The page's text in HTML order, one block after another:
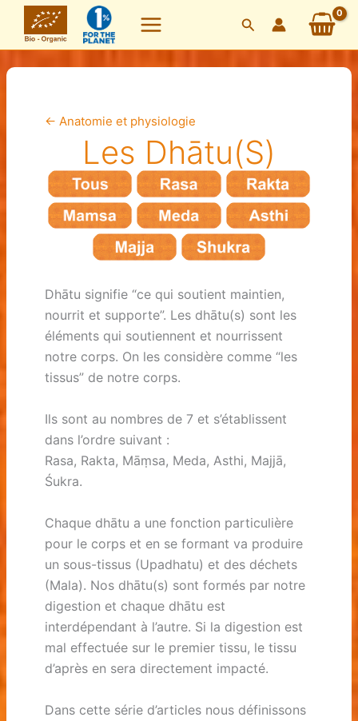
content
Search
← Anatomie et physiologie
Les Dhātu(s)
Dhātu signifie “ce qui soutient maintien,
nourrit et supporte”. Les dhātu(s) sont les
éléments qui soutiennent et nourrissent
notre corps. On les considère comme “les
tissus” de notre corps.
Ils sont au nombres de 7 et s’établissent
dans l’ordre suivant :
Rasa, Rakta, Māṃsa, Meda, Asthi, Majjā,
Śukra.
Chaque dhātu a une fonction particulière
pour le corps et en se formant va produire
un sous-tissus (Upadhatu) et des déchets
(Mala). Nos dhātu(s) sont formés par notre
digestion et chaque dhātu est
interdépendant à l’autre. Si la digestion est
mal effectuée sur le premier tissu, le tissu
d’après en sera directement impacté.
Dans cette série d’articles nous définissons